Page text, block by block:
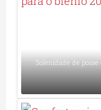
Solenidade de